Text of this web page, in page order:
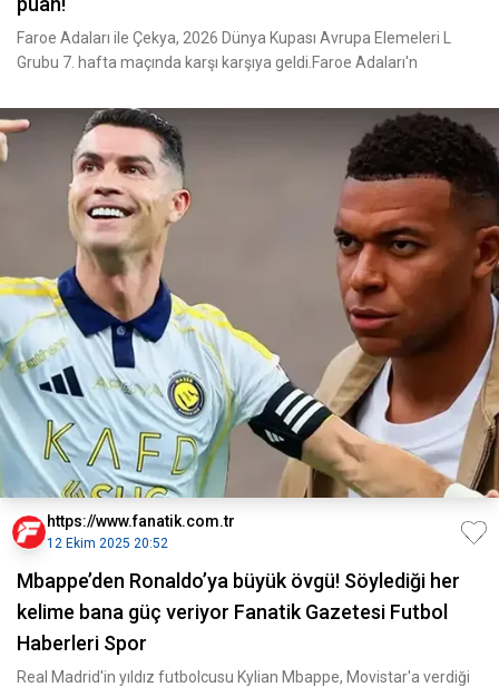
Faroe Adaları ile Çekya, 2026 Dünya Kupası Avrupa Elemeleri L
Grubu 7. hafta maçında karşı karşıya geldi.Faroe Adaları'n
https://www.fanatik.com.tr
12 Ekim 2025 20:52
Mbappe’den Ronaldo’ya büyük övgü! Söylediği her
kelime bana güç veriyor Fanatik Gazetesi Futbol
Haberleri Spor
Real Madrid'in yıldız futbolcusu Kylian Mbappe, Movistar'a verdiği